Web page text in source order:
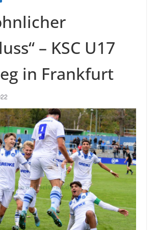
– KSC U17
in Frankfurt